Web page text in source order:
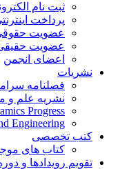
ثبت نام
پرداخت
عضویت حقوقی
عضویت حقیقی
اعضای انجمن
نشریات
فصلنامه
نشریه علم و
Progress
Engineering
کتب تخصصی
کتاب های
تقویم رویدادها و